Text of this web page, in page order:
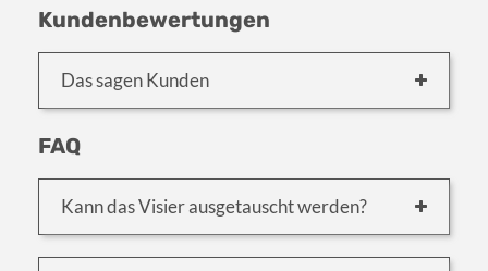
Kundenbewertungen
Das sagen Kunden
FAQ
Kann das Visier ausgetauscht werden?